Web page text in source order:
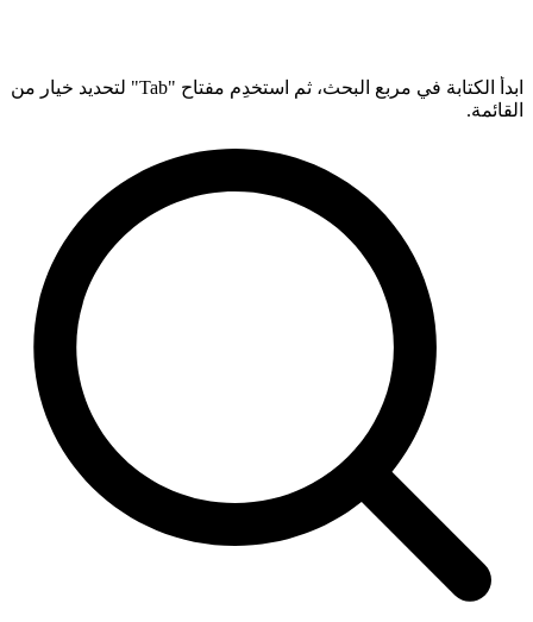
ابدأ الكتابة في مربع البحث، ثم استخدِم مفتاح "Tab" لتحديد خيار من
القائمة.